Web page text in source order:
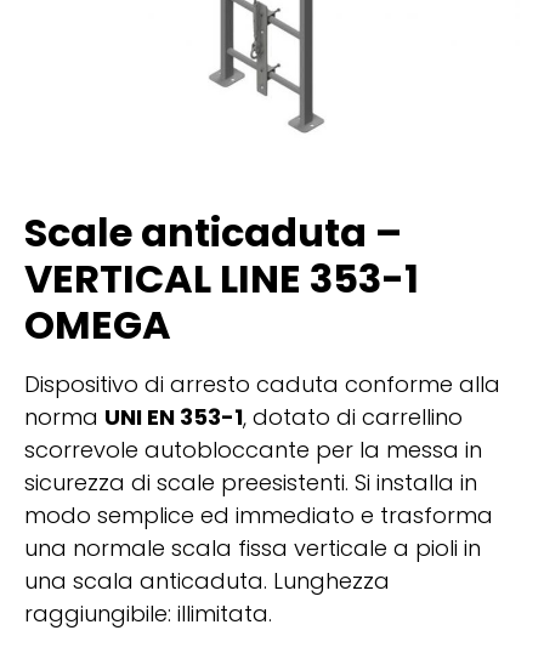
Scale anticaduta –
VERTICAL LINE 353-1
OMEGA
Dispositivo di arresto caduta conforme alla
norma UNI EN 353-1, dotato di carrellino
scorrevole autobloccante per la messa in
sicurezza di scale preesistenti. Si installa in
modo semplice ed immediato e trasforma
una normale scala fissa verticale a pioli in
una scala anticaduta. Lunghezza
raggiungibile: illimitata.